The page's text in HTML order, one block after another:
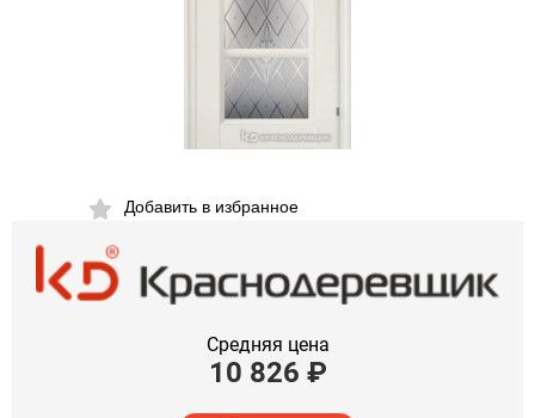
Добавить в избранное
Средняя цена
10 826 ₽